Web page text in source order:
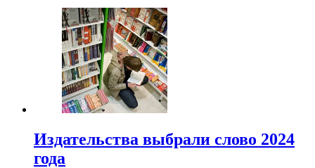
Издательства выбрали слово 2024
года